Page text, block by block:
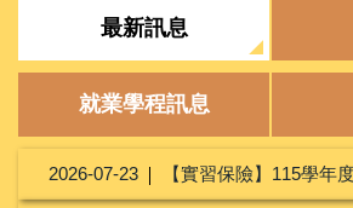
最新訊息
就業學程訊息
2026-07-23